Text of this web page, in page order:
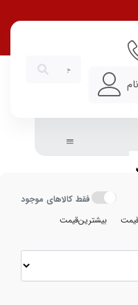
فقط کالاهای موجود
بیشترین‌قیمت